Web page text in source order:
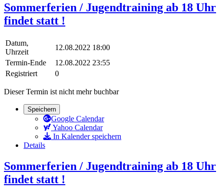
Sommerferien / Jugendtraining ab 18 Uhr
findet statt !
Datum,
Uhrzeit
12.08.2022 18:00
Termin-Ende
12.08.2022 23:55
Registriert
0
Dieser Termin ist nicht mehr buchbar
Speichern
Google Calendar
Yahoo Calendar
In Kalender speichern
Details
Sommerferien / Jugendtraining ab 18 Uhr
findet statt !